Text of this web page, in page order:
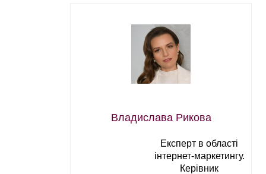
Владислава Рикова
Експерт в області
інтернет-маркетингу.
Керівник